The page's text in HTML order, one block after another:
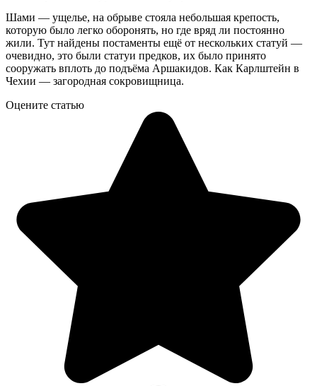
Шами — ущелье, на обрыве стояла небольшая крепость,
которую было легко оборонять, но где вряд ли постоянно
жили. Тут найдены постаменты ещё от нескольких статуй —
очевидно, это были статуи предков, их было принято
сооружать вплоть до подъёма Аршакидов. Как Карлштейн в
Чехии — загородная сокровищница.
Оцените статью